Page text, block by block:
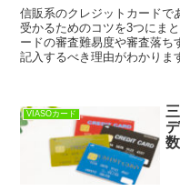
信販系のクレジットカードで
受かるためのコツを3つにま
ードの審査難易度や審査落ち
記入するべき理由がわかりま
VIASOカード